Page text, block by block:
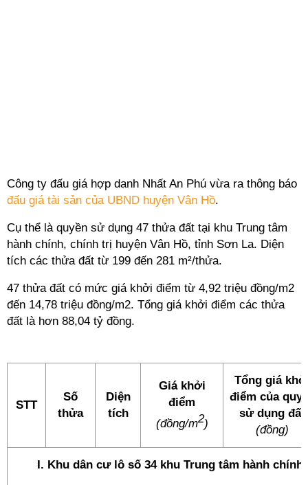
Công ty đấu giá hợp danh Nhất An Phú vừa ra thông báo
đấu giá tài sản của UBND huyện Vân Hồ.
Cụ thể là quyền sử dụng 47 thửa đất tại khu Trung tâm
hành chính, chính trị huyện Vân Hồ, tỉnh Sơn La. Diện
tích các thửa đất từ 199 đến 281 m²/thửa.
47 thửa đất có mức giá khởi điểm từ 4,92 triệu đồng/m2
đến 14,78 triệu đồng/m2. Tổng giá khởi điểm các thửa
đất là hơn 88,04 tỷ đồng.
STT
Số
thửa
Diện
tích
Giá khởi
điểm
(đồng/m2)
Tổng giá
điểm của
sử dụng đất
(đồng)
I. Khu dân cư lô số 34 khu Trung tâm hành